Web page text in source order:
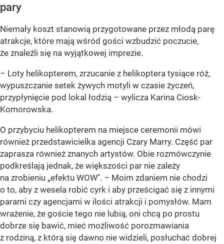
pary
Niemały koszt stanowią przygotowane przez młodą parę
atrakcje, które mają wśród gości wzbudzić poczucie,
że znaleźli się na wyjątkowej imprezie.
– Loty helikopterem, zrzucanie z helikoptera tysiące róż,
wypuszczanie setek żywych motyli w czasie życzeń,
przypłynięcie pod lokal łodzią – wylicza Karina Ciosk-
Komorowska.
O przybyciu helikopterem na miejsce ceremonii mówi
również przedstawicielka agencji Czary Marry. Część par
zaprasza również znanych artystów. Obie rozmówczynie
podkreślają jednak, że większości par nie zależy
na zrobieniu „efektu WOW". – Moim zdaniem nie chodzi
o to, aby z wesela robić cyrk i aby prześcigać się z innymi
parami czy agencjami w ilości atrakcji i pomysłów. Mam
wrażenie, że goście tego nie lubią, oni chcą po prostu
dobrze się bawić, mieć możliwość porozmawiania
z rodziną, z którą się dawno nie widzieli, posłuchać dobrej